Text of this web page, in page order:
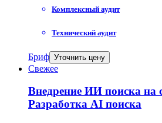
Комплексный аудит
Технический аудит
Бриф Уточнить цену
Свежее
Внедрение ИИ поиска на
Разработка AI поиска